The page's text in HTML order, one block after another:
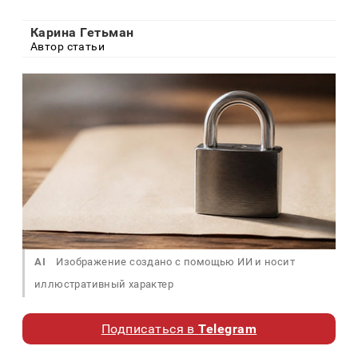
Карина Гетьман
Автор статьи
AI
Изображение создано с помощью ИИ и носит
иллюстративный характер
Подписаться вTelegram